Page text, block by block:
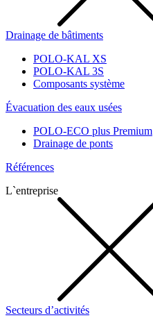
Drainage de bâtiments
POLO-KAL XS
POLO-KAL 3S
Composants système
Évacuation des eaux usées
POLO-ECO plus Premium
Drainage de ponts
Références
L`entreprise
Secteurs d’activités